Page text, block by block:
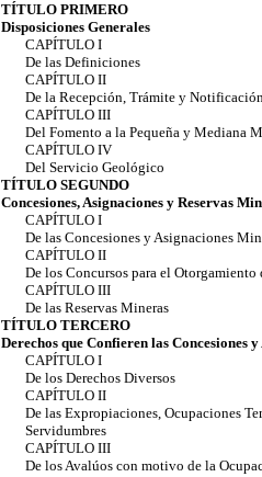
TÍTULO PRIMERO
Disposiciones Generales
CAPÍTULO I
De las Definiciones
CAPÍTULO II
De la Recepción, Trámite y
CAPÍTULO III
Del Fomento a la Pequeña y Mediana
CAPÍTULO IV
Del Servicio Geológico
TÍTULO SEGUNDO
Concesiones, Asignaciones y Reservas
CAPÍTULO I
De las Concesiones y Asignaciones
CAPÍTULO II
De los Concursos para el
CAPÍTULO III
De las Reservas Mineras
TÍTULO TERCERO
Derechos que Confieren las Concesiones
CAPÍTULO I
De los Derechos Diversos
CAPÍTULO II
De las Expropiaciones, Ocupaciones
Servidumbres
CAPÍTULO III
De los Avalúos con motivo de la